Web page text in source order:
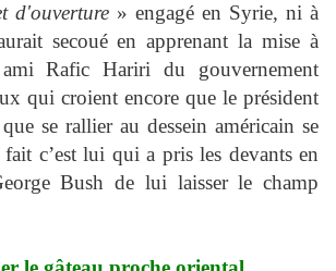
d'ouverture » engagé en Syrie, ni à
secoué en apprenant la mise à
Rafic Hariri du gouvernement
qui croient encore que le président
se rallier au dessein américain se
c’est lui qui a pris les devants en
Bush de lui laisser le champ